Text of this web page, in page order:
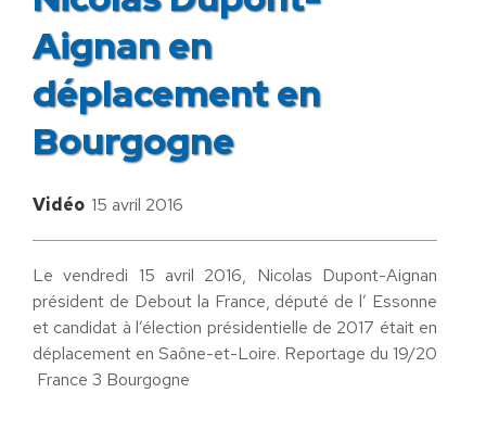
Aignan en
déplacement en
Bourgogne
Vidéo 15 avril 2016
Le vendredi 15 avril 2016, Nicolas Dupont-Aignan
président de Debout la France, député de l’ Essonne
et candidat à l’élection présidentielle de 2017 était en
déplacement en Saône-et-Loire. Reportage du 19/20
France 3 Bourgogne